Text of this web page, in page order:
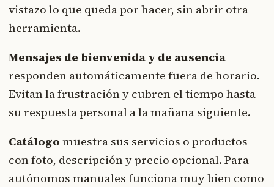
vistazo lo que queda por hacer, sin abrir otra
herramienta.
Mensajes de bienvenida y de ausencia
responden automáticamente fuera de horario.
Evitan la frustración y cubren el tiempo hasta
su respuesta personal a la mañana siguiente.
Catálogo muestra sus servicios o productos
con foto, descripción y precio opcional. Para
autónomos manuales funciona muy bien como